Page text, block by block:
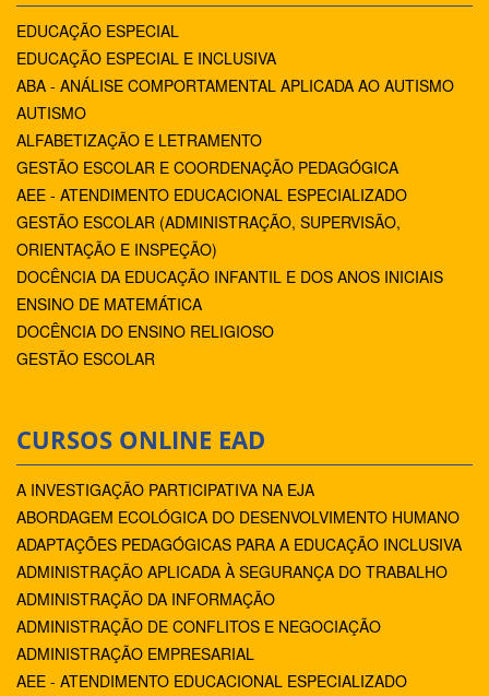
EDUCAÇÃO ESPECIAL
EDUCAÇÃO ESPECIAL E INCLUSIVA
ABA - ANÁLISE COMPORTAMENTAL APLICADA AO AUTISMO
AUTISMO
ALFABETIZAÇÃO E LETRAMENTO
GESTÃO ESCOLAR E COORDENAÇÃO PEDAGÓGICA
AEE - ATENDIMENTO EDUCACIONAL ESPECIALIZADO
GESTÃO ESCOLAR (ADMINISTRAÇÃO, SUPERVISÃO,
ORIENTAÇÃO E INSPEÇÃO)
DOCÊNCIA DA EDUCAÇÃO INFANTIL E DOS ANOS INICIAIS
ENSINO DE MATEMÁTICA
DOCÊNCIA DO ENSINO RELIGIOSO
GESTÃO ESCOLAR
CURSOS ONLINE EAD
A INVESTIGAÇÃO PARTICIPATIVA NA EJA
ABORDAGEM ECOLÓGICA DO DESENVOLVIMENTO HUMANO
ADAPTAÇÕES PEDAGÓGICAS PARA A EDUCAÇÃO INCLUSIVA
ADMINISTRAÇÃO APLICADA À SEGURANÇA DO TRABALHO
ADMINISTRAÇÃO DA INFORMAÇÃO
ADMINISTRAÇÃO DE CONFLITOS E NEGOCIAÇÃO
ADMINISTRAÇÃO EMPRESARIAL
AEE - ATENDIMENTO EDUCACIONAL ESPECIALIZADO